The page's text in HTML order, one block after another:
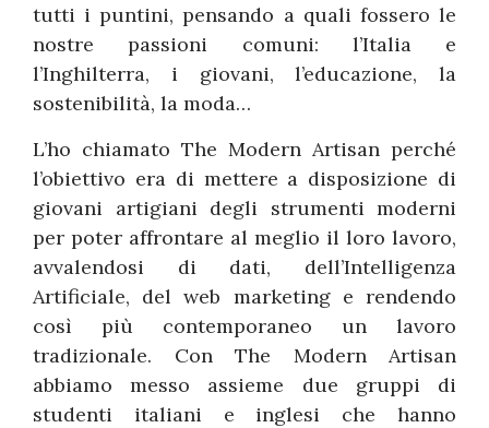
tutti i puntini, pensando a quali fossero le
nostre passioni comuni: l’Italia e
l’Inghilterra, i giovani, l’educazione, la
sostenibilità, la moda…
L’ho chiamato The Modern Artisan perché
l’obiettivo era di mettere a disposizione di
giovani artigiani degli strumenti moderni
per poter affrontare al meglio il loro lavoro,
avvalendosi di dati, dell’Intelligenza
Artificiale, del web marketing e rendendo
così più contemporaneo un lavoro
tradizionale. Con The Modern Artisan
abbiamo messo assieme due gruppi di
studenti italiani e inglesi che hanno